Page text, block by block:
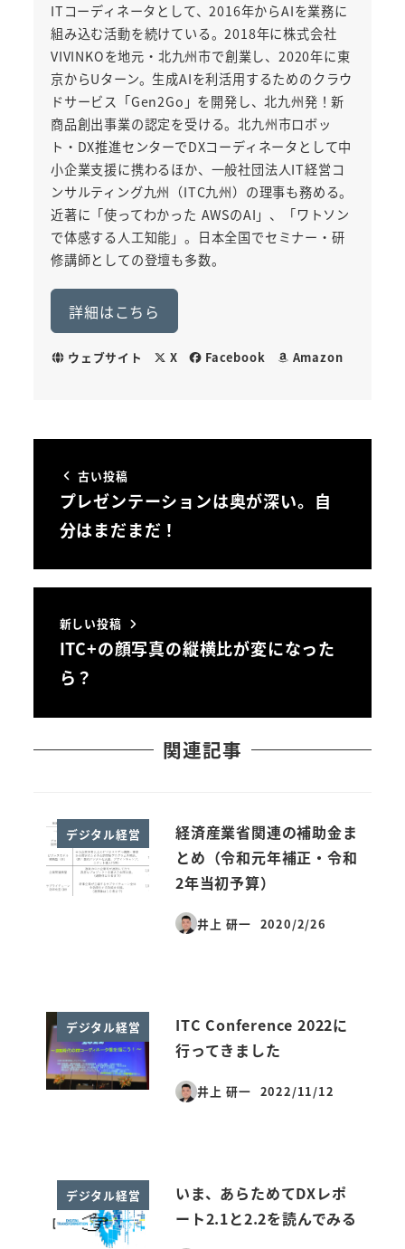
ITコーディネータとして、2016年からAIを業務に
組み込む活動を続けている。2018年に株式会社
VIVINKOを地元・北九州市で創業し、2020年に東
京からUターン。生成AIを利活用するためのクラウ
ドサービス「Gen2Go」を開発し、北九州発！新
商品創出事業の認定を受ける。北九州市ロボッ
ト・DX推進センターでDXコーディネータとして中
小企業支援に携わるほか、一般社団法人IT経営コ
ンサルティング九州（ITC九州）の理事も務める。
近著に「使ってわかった AWSのAI」、「ワトソン
で体感する人工知能」。日本全国でセミナー・研
修講師としての登壇も多数。
詳細はこちら
ウェブサイト X Facebook Amazon
古い投稿
プレゼンテーションは奥が深い。自
分はまだまだ！
新しい投稿
ITC+の顔写真の縦横比が変になった
ら？
関連記事
デジタル経営
経済産業省関連の補助金ま
とめ（令和元年補正・令和
2年当初予算）
井上 研一
投稿日
2020/2/26
デジタル経営
ITC Conference 2022に
行ってきました
井上 研一
投稿日
2022/11/12
デジタル経営
いま、あらためてDXレポ
ート2.1と2.2を読んでみる